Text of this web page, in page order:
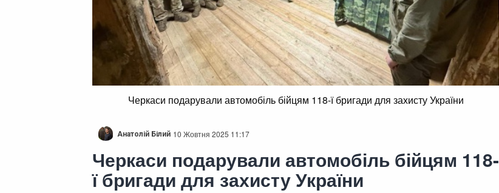
Черкаси подарували автомобіль бійцям 118-ї бригади для захисту України
Анатолій Білий 10 Жовтня 2025 11:17
Черкаси подарували автомобіль бійцям 118-
ї бригади для захисту України